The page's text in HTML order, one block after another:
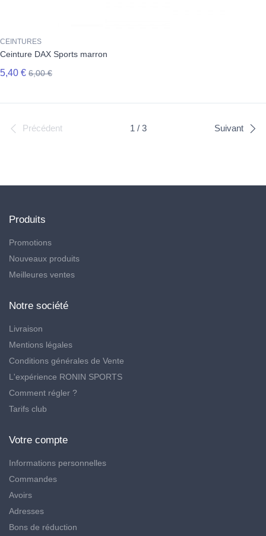
CEINTURES
Ceinture DAX Sports marron
5,40 € 6,00 €
Précédent 1 / 3 Suivant
Produits
Promotions
Nouveaux produits
Meilleures ventes
Notre société
Livraison
Mentions légales
Conditions générales de Vente
L'expérience RONIN SPORTS
Comment régler ?
Tarifs club
Votre compte
Informations personnelles
Commandes
Avoirs
Adresses
Bons de réduction